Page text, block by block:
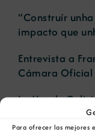
Para ofrecer las mejores
Novas
Portal de
“Construír
impacto que
Entrevista a
Cámara Oficial
La Voz de